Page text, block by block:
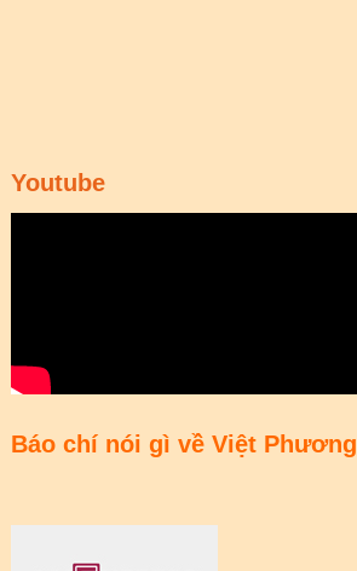
Youtube
Báo chí nói gì về Việt Phương